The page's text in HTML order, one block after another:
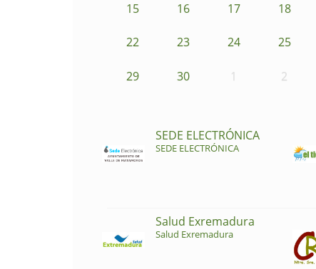
15 16 17 18
22 23 24 25
29 30 1 2
SEDE ELECTRÓNICA
SEDE ELECTRÓNICA
Salud Exremadura
Salud Exremadura